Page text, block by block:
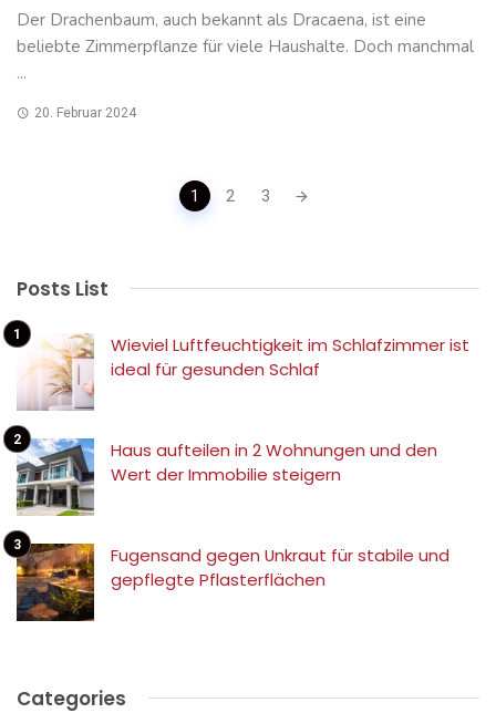
Der Drachenbaum, auch bekannt als Dracaena, ist eine
beliebte Zimmerpflanze für viele Haushalte. Doch manchmal
...
20. Februar 2024
1 2 3
Posts List
Wieviel Luftfeuchtigkeit im Schlafzimmer ist
ideal für gesunden Schlaf
Haus aufteilen in 2 Wohnungen und den
Wert der Immobilie steigern
Fugensand gegen Unkraut für stabile und
gepflegte Pflasterflächen
Categories